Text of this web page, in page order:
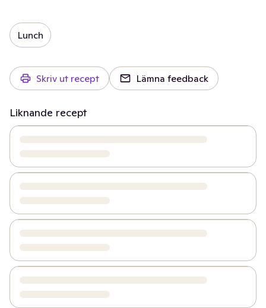
Lunch
Skriv ut recept Lämna feedback
Liknande recept